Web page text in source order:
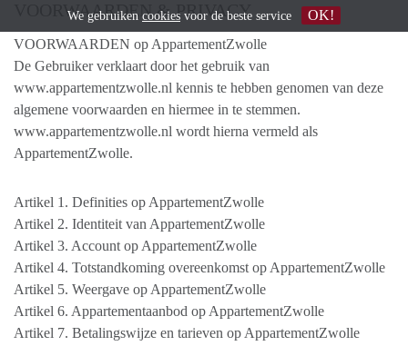
VOORWAARDEN & PRIVACY
VOORWAARDEN op AppartementZwolle
De Gebruiker verklaart door het gebruik van
www.appartementzwolle.nl kennis te hebben genomen van deze
algemene voorwaarden en hiermee in te stemmen.
www.appartementzwolle.nl wordt hierna vermeld als
AppartementZwolle.
Artikel 1. Definities op AppartementZwolle
Artikel 2. Identiteit van AppartementZwolle
Artikel 3. Account op AppartementZwolle
Artikel 4. Totstandkoming overeenkomst op AppartementZwolle
Artikel 5. Weergave op AppartementZwolle
Artikel 6. Appartementaanbod op AppartementZwolle
Artikel 7. Betalingswijze en tarieven op AppartementZwolle
We gebruiken cookies voor de beste service OK!